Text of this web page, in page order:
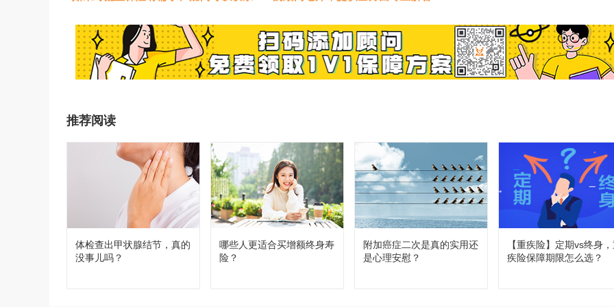
推荐阅读
体检查出甲状腺结节，真的
没事儿吗？
哪些人更适合买增额终身寿
险？
附加癌症二次是真的实用还
是心理安慰？
【重疾险】定期vs终身
疾险保障期限怎么选？